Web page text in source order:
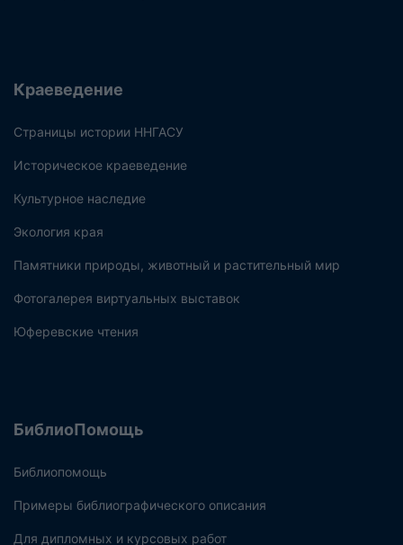
Краеведение
Страницы истории ННГАСУ
Историческое краеведение
Культурное наследие
Экология края
Памятники природы, животный и растительный мир
Фотогалерея виртуальных выставок
Юферевские чтения
БиблиоПомощь
Библиопомощь
Примеры библиографического описания
Для дипломных и курсовых работ